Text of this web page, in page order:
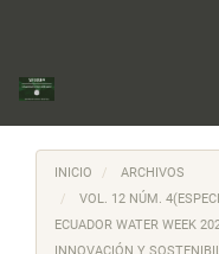
principal
Barra
lateral
INICIO
ARCHIVOS
VOL. 12 NÚM.
ECUADOR WATER WEEK